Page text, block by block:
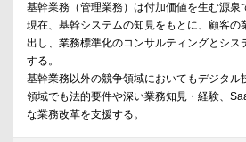
基幹業務（管理業務）は付加価値を生む源泉
現在、基幹システムの知見をもとに、顧客の
出し、業務標準化のコンサルティングとシス
する。
基幹業務以外の競争領域においてもデジタル
領域でも法的要件や深い業務知見・経験、
な業務改革を支援する。